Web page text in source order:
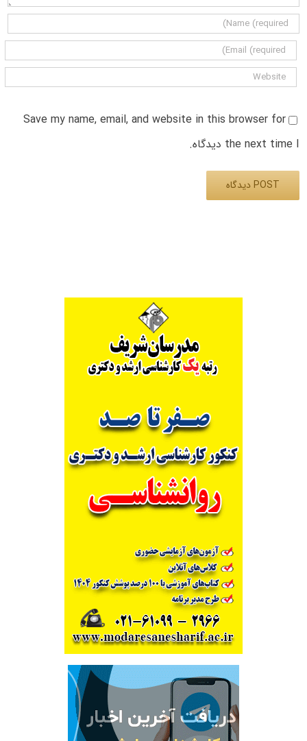
Save my name, email, and website in this browser for
the next time I دیدگاه.